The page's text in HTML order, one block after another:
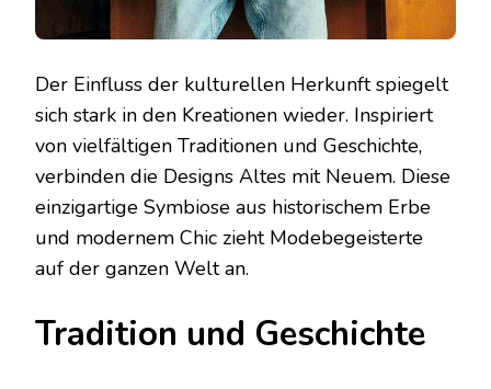
Der Einfluss der kulturellen Herkunft spiegelt
sich stark in den Kreationen wieder. Inspiriert
von vielfältigen Traditionen und Geschichte,
verbinden die Designs Altes mit Neuem. Diese
einzigartige Symbiose aus historischem Erbe
und modernem Chic zieht Modebegeisterte
auf der ganzen Welt an.
Tradition und Geschichte